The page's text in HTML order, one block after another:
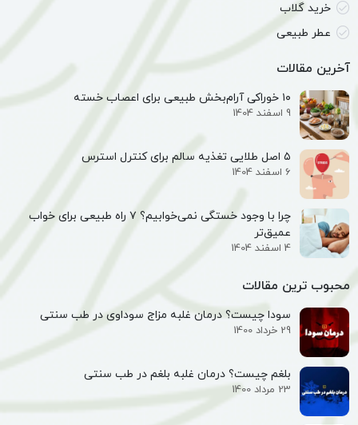
خرید گلاب
عطر طبیعی
آخرین مقالات
۱۰ خوراکی آرام‌بخش طبیعی برای اعصاب خسته
9 اسفند 1404
۵ اصل طلایی تغذیه سالم برای کنترل استرس
6 اسفند 1404
چرا با وجود خستگی نمی‌خوابیم؟ ۷ راه طبیعی برای خواب
عمیق‌تر
4 اسفند 1404
محبوب ترین مقالات
سودا چیست؟ درمان غلبه مزاج سوداوی در طب سنتی
29 خرداد 1400
بلغم چیست؟ درمان غلبه بلغم در طب سنتی
23 مرداد 1400